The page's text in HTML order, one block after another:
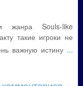
жанра Souls-like
такие игроки не
важную истину ...